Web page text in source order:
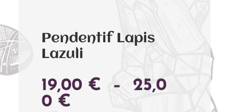
Pendentif Lapis
Lazuli
19,00 € –
25,0
0 €PLAGE